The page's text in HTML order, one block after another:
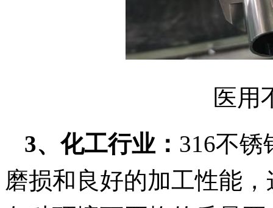
医用
3、 化工行业： 316不锈
磨损和良好的加工性能